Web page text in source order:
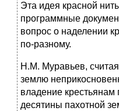
Эта идея красной
программные
вопрос о наделении
по-разному.
Н.М. Муравьев,
землю
владение крестьянам
десятины пахотной